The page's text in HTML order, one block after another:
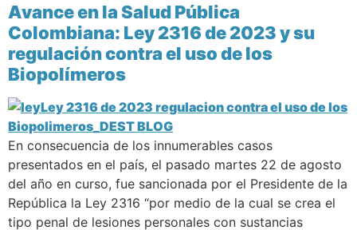
Avance en la Salud Pública
Colombiana: Ley 2316 de 2023 y su
regulación contra el uso de los
Biopolímeros
En consecuencia de los innumerables casos
presentados en el país, el pasado martes 22 de agosto
del año en curso, fue sancionada por el Presidente de la
República la Ley 2316 “por medio de la cual se crea el
tipo penal de lesiones personales con sustancias